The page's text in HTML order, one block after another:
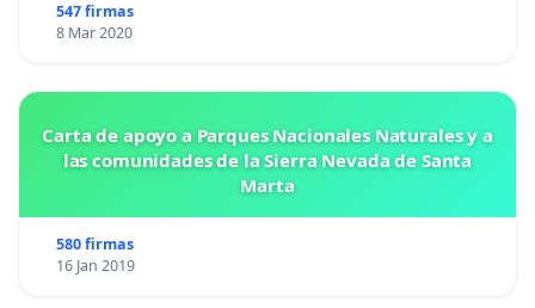
547 firmas
8 Mar 2020
Carta de apoyo a Parques Nacionales Naturales y a
las comunidades de la Sierra Nevada de Santa
Marta
580 firmas
16 Jan 2019